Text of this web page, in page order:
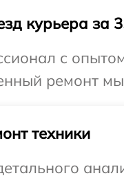
курьера за
с
ремонт
техники